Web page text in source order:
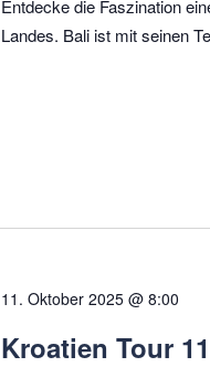
Entdecke die Faszination
Landes. Bali ist mit seinen
11. Oktober 2025 @ 8:00
Kroatien Tour